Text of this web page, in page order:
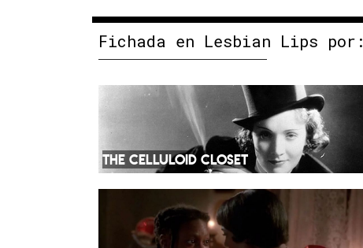
Fichada en Lesbian Lips por:
THE CELLULOID CLOSET